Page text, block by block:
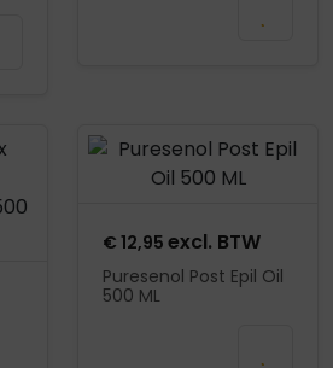
Product openen
€ 12,95 excl. BTW
Puresenol Post Epil Oil
500 ML